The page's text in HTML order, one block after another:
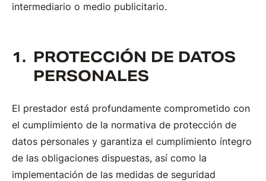
intermediario o medio publicitario.
PROTECCIÓN DE DATOS
PERSONALES
El prestador está profundamente comprometido con
el cumplimiento de la normativa de protección de
datos personales y garantiza el cumplimiento íntegro
de las obligaciones dispuestas, así como la
implementación de las medidas de seguridad